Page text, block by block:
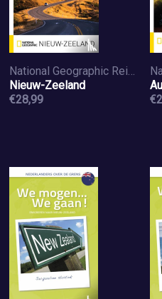
National Geographic Reisgids
Nieuw-Zeeland
€28,99